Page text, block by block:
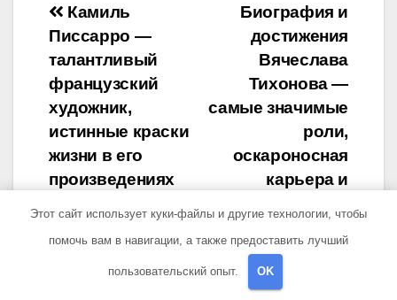
Навигация
по
записям
Биография и
достижения
Вячеслава
Тихонова —
самые значимые
роли,
оскароносная
карьера и
запомнили всем
Камиль
Писсарро —
талантливый
французский
художник,
истинные краски
жизни в его
произведениях
Этот сайт использует куки-файлы и другие технологии, чтобы
помочь вам в навигации, а также предоставить лучший
пользовательский опыт. OK